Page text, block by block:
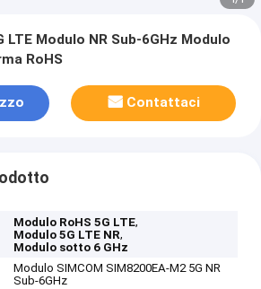
LTE Modulo NR Sub-6GHz Modulo
RoHS
Contattaci
Modulo RoHS 5G LTE,
Modulo 5G LTE NR,
Modulo sotto 6 GHz
Modulo SIMCOM SIM8200EA-M2 5G NR
Sub-6GHz